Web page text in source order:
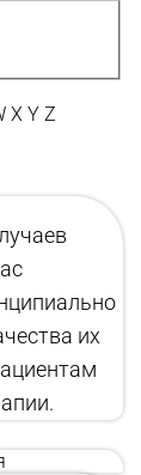
X Y Z
их